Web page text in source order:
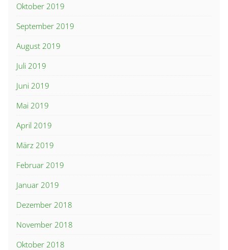
Oktober 2019
September 2019
August 2019
Juli 2019
Juni 2019
Mai 2019
April 2019
März 2019
Februar 2019
Januar 2019
Dezember 2018
November 2018
Oktober 2018